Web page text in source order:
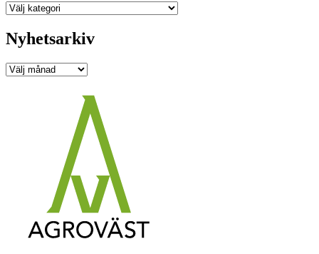
Programnyheter
Nyhetsarkiv
Nyhetsarkiv